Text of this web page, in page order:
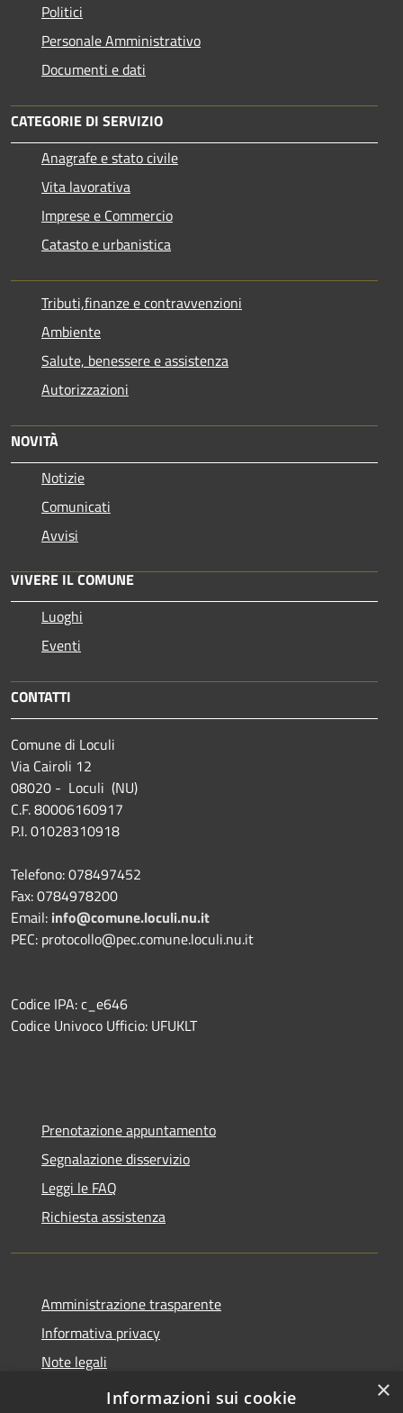
Politici
Personale Amministrativo
Documenti e dati
CATEGORIE DI SERVIZIO
Anagrafe e stato civile
Vita lavorativa
Imprese e Commercio
Catasto e urbanistica
Tributi,finanze e contravvenzioni
Ambiente
Salute, benessere e assistenza
Autorizzazioni
NOVITÀ
Notizie
Comunicati
Avvisi
VIVERE IL COMUNE
Luoghi
Eventi
CONTATTI
Comune di Loculi
Via Cairoli 12
08020 - Loculi (NU)
C.F. 80006160917
P.I. 01028310918
Telefono: 078497452
Fax: 0784978200
Email: info@comune.loculi.nu.it
PEC: protocollo@pec.comune.loculi.nu.it
Codice IPA: c_e646
Codice Univoco Ufficio: UFUKLT
Prenotazione appuntamento
Segnalazione disservizio
Leggi le FAQ
Richiesta assistenza
Amministrazione trasparente
Informativa privacy
Note legali
Dichiarazione di accessibilità
×
Informazioni sui cookie